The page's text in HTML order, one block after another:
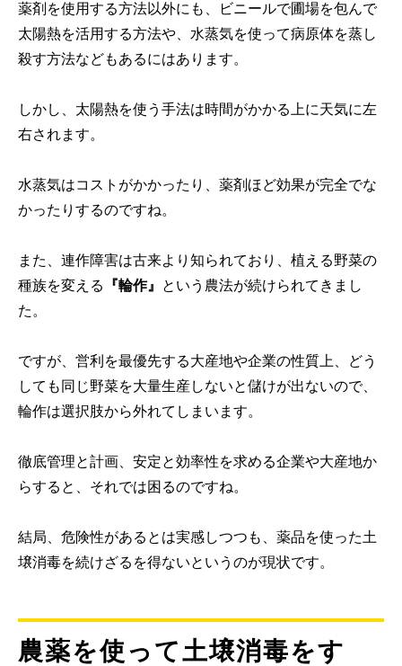
薬剤を使用する方法以外にも、ビニールで圃場を包んで
太陽熱を活用する方法や、水蒸気を使って病原体を蒸し
殺す方法などもあるにはあります。
しかし、太陽熱を使う手法は時間がかかる上に天気に左
右されます。
水蒸気はコストがかかったり、薬剤ほど効果が完全でな
かったりするのですね。
また、連作障害は古来より知られており、植える野菜の
種族を変える 『輪作』 という農法が続けられてきまし
た。
ですが、営利を最優先する大産地や企業の性質上、どう
しても同じ野菜を大量生産しないと儲けが出ないので、
輪作は選択肢から外れてしまいます。
徹底管理と計画、安定と効率性を求める企業や大産地か
らすると、それでは困るのですね。
結局、危険性があるとは実感しつつも、薬品を使った土
壌消毒を続けざるを得ないというのが現状です。
農薬を使って土壌消毒をす